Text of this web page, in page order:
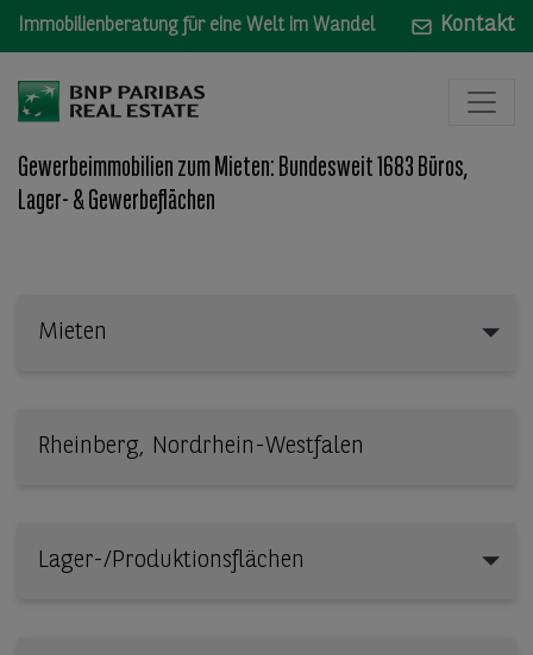
Immobilienberatung für eine Welt im Wandel Kontakt
Gewerbeimmobilien zum Mieten: Bundesweit 1683 Büros,
Lager- & Gewerbeflächen
Mieten
Lager-/Produktionsflächen